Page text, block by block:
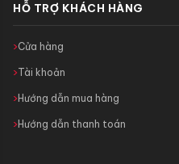
HỖ TRỢ KHÁCH HÀNG
Cửa hàng
Tài khoản
Hướng dẫn mua hàng
Hướng dẫn thanh toán